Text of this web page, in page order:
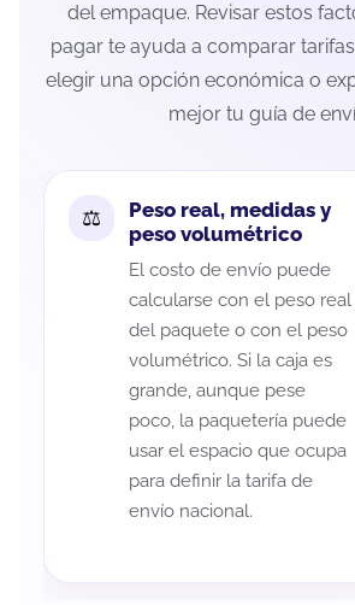
del empaque. Revisar estos
pagar te ayuda a comparar
elegir una opción económica o
mejor tu guía de
Peso real, medidas y
peso volumétrico
El costo de envío puede
calcularse con el peso real
del paquete o con el peso
volumétrico. Si la caja es
grande, aunque pese
poco, la paquetería puede
usar el espacio que ocupa
para definir la tarifa de
envío nacional.